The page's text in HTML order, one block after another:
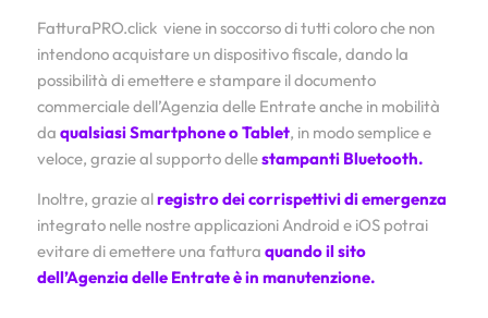
FatturaPRO.click viene in soccorso di tutti coloro che non
intendono acquistare un dispositivo fiscale, dando la
possibilità di emettere e stampare il documento
commerciale dell’Agenzia delle Entrate anche in mobilità
da qualsiasi Smartphone o Tablet, in modo semplice e
veloce, grazie al supporto dellestampanti Bluetooth.
Inoltre, grazie alregistro dei corrispettivi di emergenza
integrato nelle nostre applicazioni Android e iOS potrai
evitare di emettere una fattura quando il sito
dell’Agenzia delle Entrate è in manutenzione.